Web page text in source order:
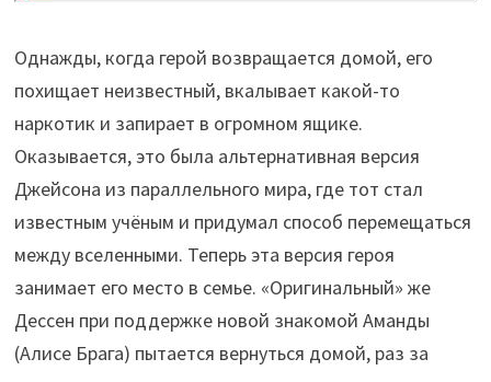
Однажды, когда герой возвращается домой, его
похищает неизвестный, вкалывает какой-то
наркотик и запирает в огромном ящике.
Оказывается, это была альтернативная версия
Джейсона из параллельного мира, где тот стал
известным учёным и придумал способ перемещаться
между вселенными. Теперь эта версия героя
занимает его место в семье. «Оригинальный» же
Дессен при поддержке новой знакомой Аманды
(Алисе Брага) пытается вернуться домой, раз за